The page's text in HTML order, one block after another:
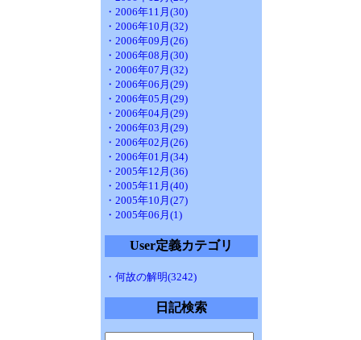
・2006年11月(30)
・2006年10月(32)
・2006年09月(26)
・2006年08月(30)
・2006年07月(32)
・2006年06月(29)
・2006年05月(29)
・2006年04月(29)
・2006年03月(29)
・2006年02月(26)
・2006年01月(34)
・2005年12月(36)
・2005年11月(40)
・2005年10月(27)
・2005年06月(1)
User定義カテゴリ
・何故の解明(3242)
日記検索